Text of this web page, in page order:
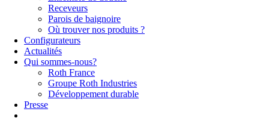
Receveurs
Parois de baignoire
Où trouver nos produits ?
Configurateurs
Actualités
Qui sommes-nous?
Roth France
Groupe Roth Industries
Développement durable
Presse